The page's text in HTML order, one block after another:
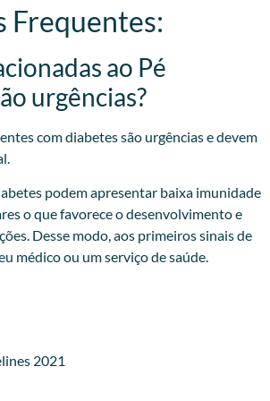
Frequentes:
ao Pé
urgências?
com diabetes são urgências e devem
podem apresentar baixa imunidade
o que favorece o desenvolvimento e
Desse modo, aos primeiros sinais de
médico ou um serviço de saúde.
2021